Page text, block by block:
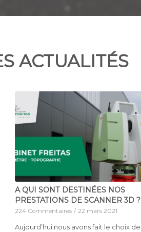
ACTUALITÉS
A QUI SONT DESTINÉES NOS
PRESTATIONS DE SCANNER 3D ?
224 Commentaires / 22 mars 2021
Aujourd’hui nous avons fait le choix de